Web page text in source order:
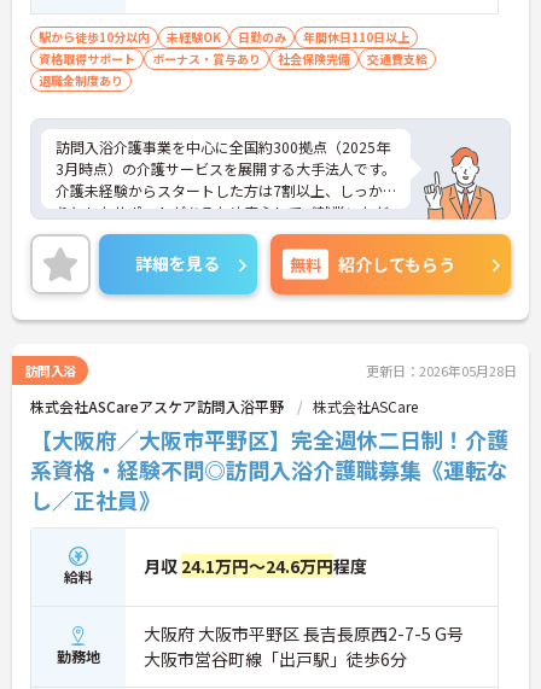
駅から徒歩10分以内 未経験OK 日勤のみ
年間休日110日以上
資格取得サポート
ボーナス・賞与あり 社会保険完備
交通費支給
退職金制度あり
訪問入浴介護事業を中心に全国約300拠点（2025年
3月時点）の介護サービスを展開する大手法人です。
介護未経験からスタートした方は7割以上、しっか
りとしたサポートがあるため安心してご就業いただ
けます。お風呂に入れなくて困っている方に、手を
差し伸べてあげられるとてもやりがいのあるお仕事
です。ご興味ある方には、面接対策ポイントなど、
さらに詳細をお話しいたしますのでお気軽にご相談
ください！
詳細を見る 無料 紹介してもらう
訪問入浴 更新日：2026年05月28日
株式会社ASCareアスケア訪問入浴平野 株式会社ASCare
【大阪府／大阪市平野区】完全週休二日制！介護
系資格・経験不問◎訪問入浴介護職募集《運転な
し／正社員》
給料 月収 24.1万円～24.6万円程度
勤務地
大阪府 大阪市平野区 長吉長原西2-7-5 G号
大阪市営谷町線「出戸駅」徒歩6分